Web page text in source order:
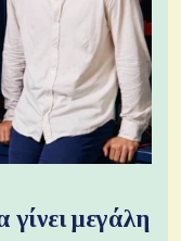
γίνει μεγάλη